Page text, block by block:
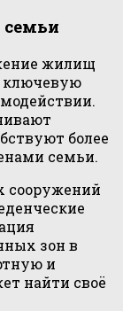
жилищ
ключевую
более
семьи.
сооружений
зон в
и
найти своё